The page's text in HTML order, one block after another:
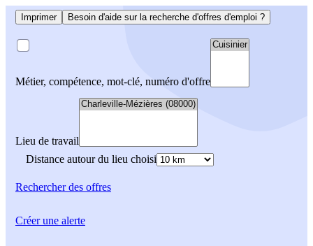
Imprimer Besoin d'aide sur la recherche d'offres d'emploi ?
Métier, compétence, mot-clé, numéro d'offre
Lieu de travail
Distance autour du lieu choisi
Rechercherdes offres
Créer une alerte